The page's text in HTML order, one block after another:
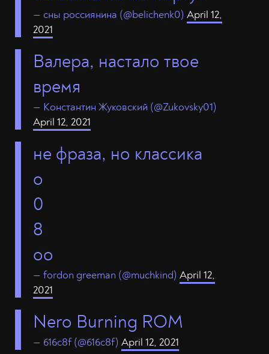
— сны россиянина (@belichenk0) April 12,
2021
Валера, настало твое
время
— Константин Жуковский (@Zukovsky01)
April 12, 2021
не фраза, но классика
о
0
8
оо
— fordon greeman (@muchkind) April 12,
2021
Nero Burning ROM
— 616c8f (@616c8f) April 12, 2021